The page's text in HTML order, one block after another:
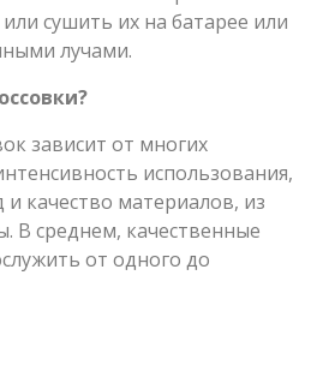
сушить их на батарее или
лучами.
зависит от многих
использования,
качество материалов, из
В среднем, качественные
от одного до